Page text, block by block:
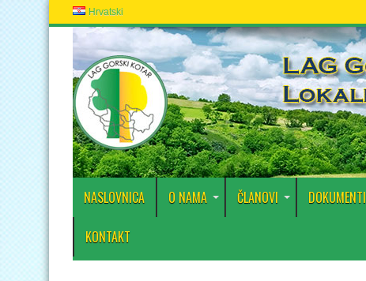
Hrvatski
NASLOVNICA O NAMA ČLANOVI DOKUMENTI
KONTAKT